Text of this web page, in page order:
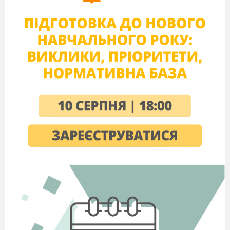
вдержатись, не можна мені вже на світі жити. Люди добрі!
Благословіть мені скоропостижно вмерти! Нехай мій гріх
впаде на Парасчину голову!
Баба Параска (худа, висока із синяком під оком, хустка на
бік).Ой люди добрії! Що мені на світі божому робити? Не
можна за лихими сусідами на селі вдержатись! Хоч зараз
спродуйся, пакуйся та й вибирайсь на кубанські степи! Але
ніхто мені так не допік аж до живих печінок, як та капосна
землею лежала, вона б мене, капосна, і там знайшла б. А я
собі на лихо вдалась добра. Хоч я трохи й сліпа на одне око
(доторкується до синяка),але добре бачу, де що діється.
Свята вона та божа! До церкви ходить, Богу молиться.
Знаємо, яка вона свята! Йде з церкви, то ще за селом
роззявить рота, ладна всіх поїсти, ще за селом аж язика
висолопить, та вже день ладна лаятись. Сидить вона мені от
Побачили одна одну.
. Ага, так це ти, капосна!
Палажка.
Ах ти сяка-така
. А бий тебе божа сила!
Палажка
. Ой люта ж я, люта! Не підступай, бо голову